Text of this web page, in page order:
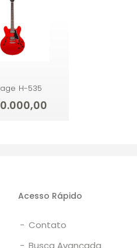
H-535
Acesso Rápido
- Contato
- Busca Avançada